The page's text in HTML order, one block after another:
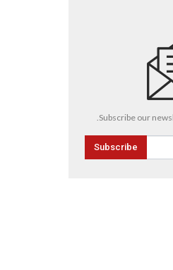
Subscribe our
Subscribe